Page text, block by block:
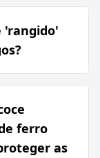
'rangido'
ferro
as